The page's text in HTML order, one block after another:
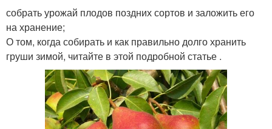
собрать урожай плодов поздних сортов и заложить его
на хранение;
О том, когда собирать и как правильно долго хранить
груши зимой, читайте в этой подробной статье .